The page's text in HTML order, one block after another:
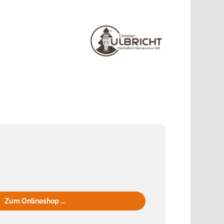
Zum Onlineshop ...